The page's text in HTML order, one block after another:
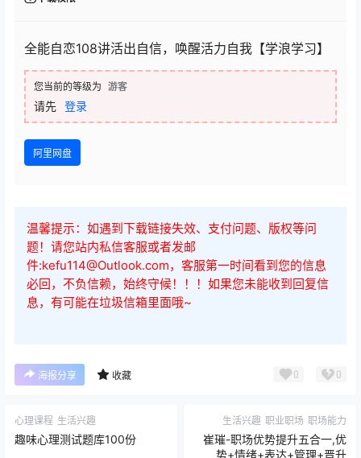
全能自恋108讲活出自信，唤醒活力自我【学浪学习】
您当前的等级为 游客
请先 登录
阿里网盘
温馨提示：如遇到下载链接失效、支付问题、版权等问
题！请您站内私信客服或者发邮
件:kefu114@Outlook.com，客服第一时间看到您的信息
必回，不负信赖，始终守候！！！如果您未能收到回复信
息，有可能在垃圾信箱里面哦~
海报分享 收藏 0 0
心理课程 生活兴趣
趣味心理测试题库100份
生活兴趣 职业职场 职场能力
崔璀-职场优势提升五合一,优
势+情绪+表达+管理+晋升